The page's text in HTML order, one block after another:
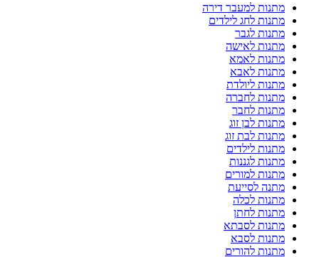
מתנות למעבר דירה
מתנות לחג לילדים
מתנות לגבר
מתנות לאישה
מתנות לאמא
מתנות לאבא
מתנות ליולדת
מתנות לחברה
מתנות לחבר
מתנות לבן זוג
מתנות לבת זוג
מתנות לילדים
מתנות לגננות
מתנות למורים
מתנה לסייעת
מתנות לכלה
מתנות לחתן
מתנות לסבתא
מתנות לסבא
מתנות להורים